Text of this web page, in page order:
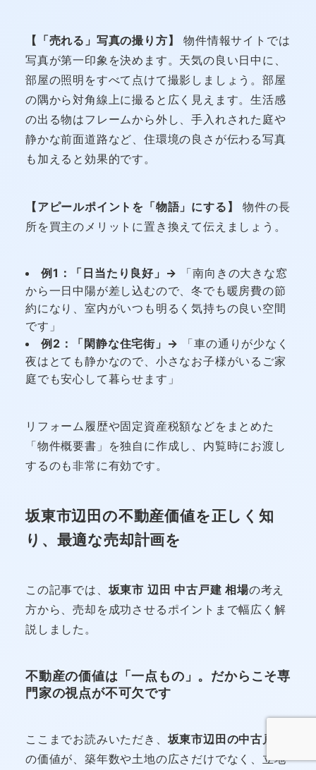
【「売れる」写真の撮り方】
物件情報サイトでは
写真が第一印象を決めます。天気の良い日中に、
部屋の照明をすべて点けて撮影しましょう。部屋
の隅から対角線上に撮ると広く見えます。生活感
の出る物はフレームから外し、手入れされた庭や
静かな前面道路など、住環境の良さが伝わる写真
も加えると効果的です。
【アピールポイントを「物語」にする】
物件の長
所を買主のメリットに置き換えて伝えましょう。
例1：「日当たり良好」→ 「南向きの大きな窓
から一日中陽が差し込むので、冬でも暖房費の節
約になり、室内がいつも明るく気持ちの良い空間
です」
例2：「閑静な住宅街」→ 「車の通りが少なく
夜はとても静かなので、小さなお子様がいるご家
庭でも安心して暮らせます」
リフォーム履歴や固定資産税額などをまとめた
「物件概要書」を独自に作成し、内覧時にお渡し
するのも非常に有効です。
坂東市辺田の不動産価値を正しく知
り、最適な売却計画を
この記事では、 坂東市 辺田 中古戸建 相場の考え
方から、売却を成功させるポイントまで幅広く解
説しました。
不動産の価値は「一点もの」。だからこそ専
門家の視点が不可欠です
ここまでお読みいただき、 坂東市辺田の中古戸建
の価値が、築年数や土地の広さだけでなく、立地